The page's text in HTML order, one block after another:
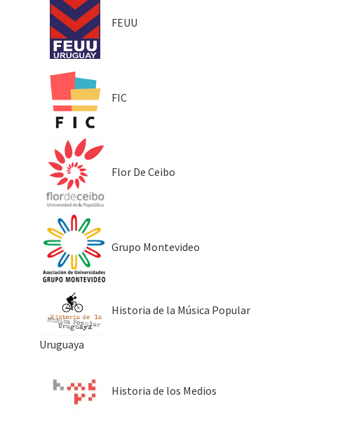
FEUU
FIC
Flor De Ceibo
Grupo Montevideo
Historia de la Música Popular
Uruguaya
Historia de los Medios